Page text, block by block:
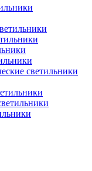
светильники